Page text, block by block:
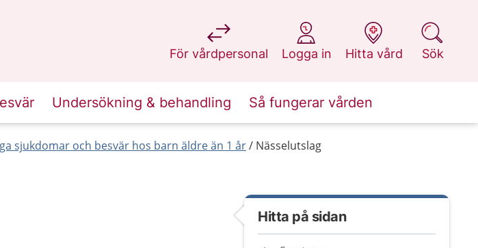
För vårdpersonal
på 1177.se
Logga in
på 1177.se
Hitta vård
på 1177.se
Sök
på 1177.se
Undersökning & behandling Så fungerar vården
sjukdomar och besvär hos barn äldre än 1 år Nässelutslag
Hitta på sidan